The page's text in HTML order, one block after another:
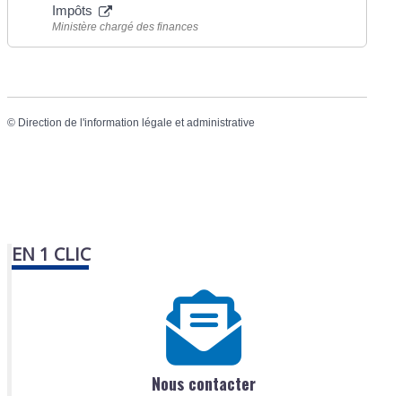
Impôts
Ministère chargé des finances
© Direction de l'information légale et administrative
EN 1 CLIC
Nous contacter